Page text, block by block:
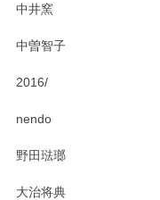
中井窯
中曽智子
2016/
nendo
野田琺瑯
大治将典